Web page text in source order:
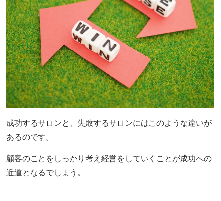
成功するサロンと、失敗するサロンにはこのような違いが
あるのです。
顧客のことをしっかり考え経営をしていくことが成功への
近道となるでしょう。